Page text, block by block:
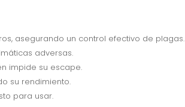
asegurando un control efectivo de plagas.
adversas.
impide su escape.
su rendimiento.
para usar.